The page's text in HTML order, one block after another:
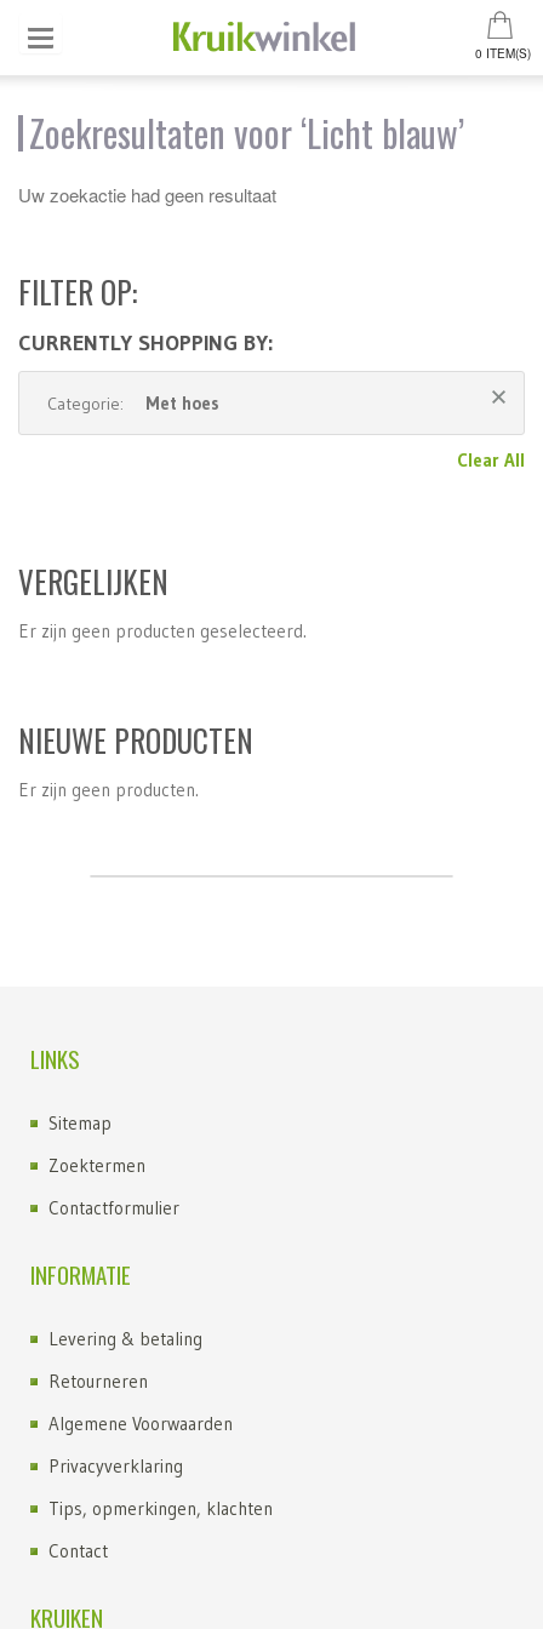
0 ITEM(S)
Zoekresultaten voor ‘Licht blauw’
Uw zoekactie had geen resultaat
FILTER OP:
CURRENTLY SHOPPING BY:
Categorie: Met hoes
Clear All
VERGELIJKEN
Er zijn geen producten geselecteerd.
NIEUWE PRODUCTEN
Er zijn geen producten.
LINKS
Sitemap
Zoektermen
Contactformulier
INFORMATIE
Levering & betaling
Retourneren
Algemene Voorwaarden
Privacyverklaring
Tips, opmerkingen, klachten
Contact
KRUIKEN